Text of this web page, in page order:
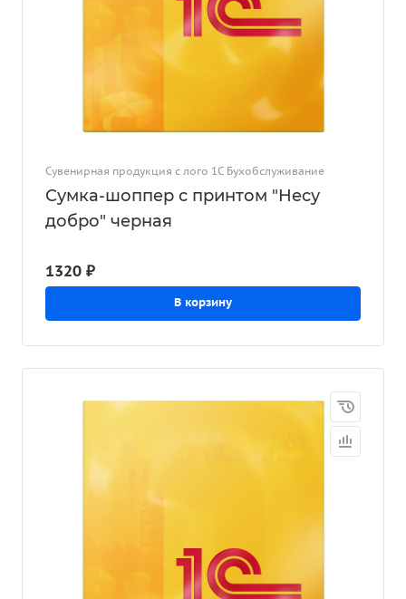
Сувенирная продукция с лого 1С Бухобслуживание
Сумка-шоппер с принтом "Несу
добро" черная
1320 ₽
В корзину